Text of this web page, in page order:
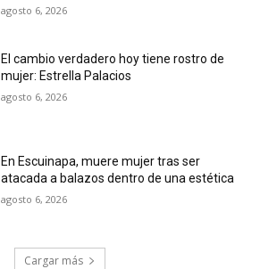
agosto 6, 2026
El cambio verdadero hoy tiene rostro de
mujer: Estrella Palacios
agosto 6, 2026
En Escuinapa, muere mujer tras ser
atacada a balazos dentro de una estética
agosto 6, 2026
Cargar más